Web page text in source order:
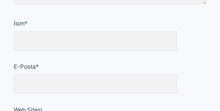
İsim*
E-Posta*